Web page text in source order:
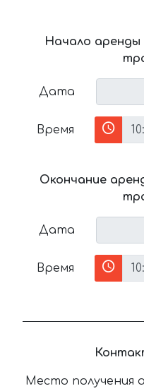
Начало аренды
Дата
Время
Окончание
Дата
Время
Место получения